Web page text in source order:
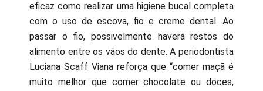
eficaz como realizar uma higiene bucal completa
com o uso de escova, fio e creme dental. Ao
passar o fio, possivelmente haverá restos do
alimento entre os vãos do dente. A periodontista
Luciana Scaff Viana reforça que “comer maçã é
muito melhor que comer chocolate ou doces,